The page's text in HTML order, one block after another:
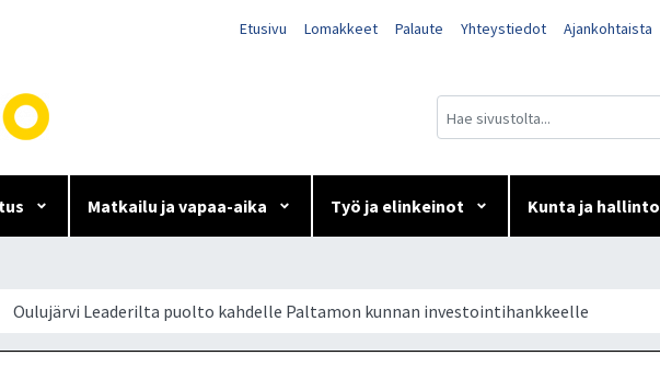
Etusivu Lomakkeet Palaute Yhteystiedot Ajankohtaista
Matkailu ja vapaa-aika Työ ja elinkeinot Kunta ja hallinto
kahdelle Paltamon kunnan
Oulujärvi Leaderilta puolto kahdelle Paltamon kunnan investointihankkeelle